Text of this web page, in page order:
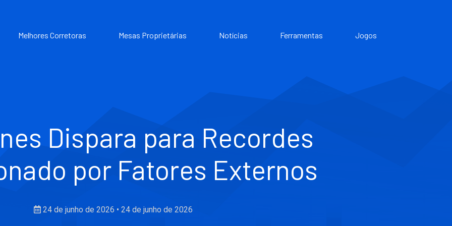
Melhores Corretoras Mesas Proprietárias Notícias Ferramentas Jogos
Dispara para Recordes
por Fatores Externos
24 de junho de 2026 • 24 de junho de 2026